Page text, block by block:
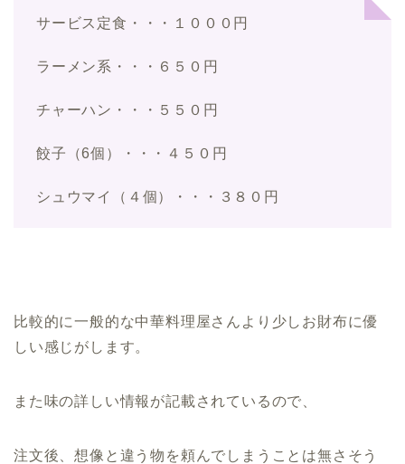
サービス定食・・・１０００円
ラーメン系・・・６５０円
チャーハン・・・５５０円
餃子（6個）・・・４５０円
シュウマイ（４個）・・・３８０円
比較的に一般的な中華料理屋さんより少しお財布に優
しい感じがします。
また味の詳しい情報が記載されているので、
注文後、想像と違う物を頼んでしまうことは無さそう